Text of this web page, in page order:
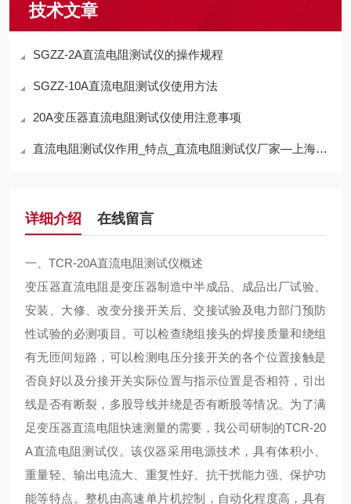
技术文章
SGZZ-2A直流电阻测试仪的操作规程
SGZZ-10A直流电阻测试仪使用方法
20A变压器直流电阻测试仪使用注意事项
直流电阻测试仪作用_特点_直流电阻测试仪厂家—上海晟皋电气
详细介绍 在线留言
一、 TCR-20A直流电阻测试仪概述
变压器直流电阻是变压器制造中半成品、成品出厂试验、
安装、大修、改变分接开关后、交接试验及电力部门预防
性试验的必测项目。可以检查绕组接头的焊接质量和绕组
有无匝间短路，可以检测电压分接开关的各个位置接触是
否良好以及分接开关实际位置与指示位置是否相符，引出
线是否有断裂，多股导线并绕是否有断股等情况。为了满
足变压器直流电阻快速测量的需要，我公司研制的TCR-20
A直流电阻测试仪。该仪器采用电源技术，具有体积小、
重量轻、输出电流大、重复性好、抗干扰能力强、保护功
能等特点。整机由高速单片机控制，自动化程度高，具有